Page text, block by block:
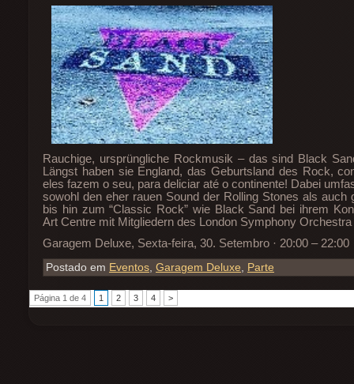
Rauchige, ursprüngliche Rockmusik – das sind Black
Längst haben sie England, das Geburtsland des Rock,
eles fazem o seu, para deliciar até o continente! Dabei
sowohl den eher rauen Sound der Rolling Stones als auch
bis hin zum “Classic Rock” wie Black Sand bei ihrem
Art Centre mit Mitgliedern des London Symphony
Garagem Deluxe, Sexta-feira, 30. Setembro · 20:00 – 22:00
Postado em Eventos, Garagem Deluxe, Parte
Página 1 de 4 1 2 3 4 >